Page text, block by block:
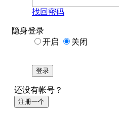
找回密码
隐身登录
开启
关闭
登录
还没有帐号？
注册一个